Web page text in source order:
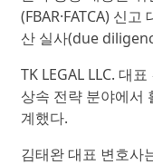
(FBAR·FATCA) 신
산 실사(due
TK LEGAL LLC. 대
상속 전략 분야에서
계했다.
김태완 대표 변호사